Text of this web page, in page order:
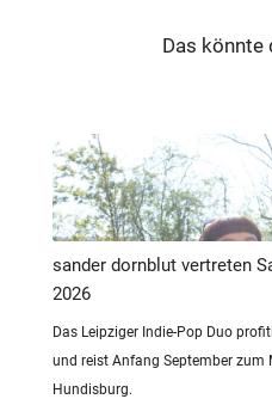
Das könnte
sander dornblut vertreten
2026
Das Leipziger Indie-Pop Duo
und reist Anfang September zum
Hundisburg.